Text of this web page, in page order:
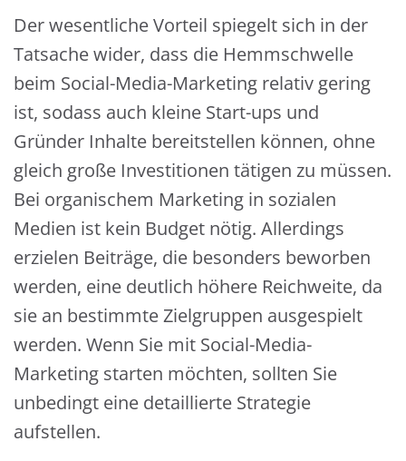
Der wesentliche Vorteil spiegelt sich in der
Tatsache wider, dass die Hemmschwelle
beim Social-Media-Marketing relativ gering
ist, sodass auch kleine Start-ups und
Gründer Inhalte bereitstellen können, ohne
gleich große Investitionen tätigen zu müssen.
Bei organischem Marketing in sozialen
Medien ist kein Budget nötig. Allerdings
erzielen Beiträge, die besonders beworben
werden, eine deutlich höhere Reichweite, da
sie an bestimmte Zielgruppen ausgespielt
werden. Wenn Sie mit Social-Media-
Marketing starten möchten, sollten Sie
unbedingt eine detaillierte Strategie
aufstellen.